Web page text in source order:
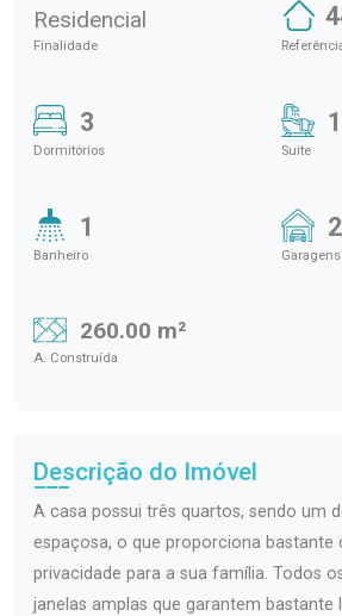
Residencial
Finalidade
3
Dormitórios
1
Suite
1
Banheiro
2
Garagens
260.00 m²
A. Construída
Descrição do Imóvel
A casa possui três quartos, sendo um
espaçosa, o que proporciona
privacidade para a sua família. Todos
janelas amplas que garantem bastante